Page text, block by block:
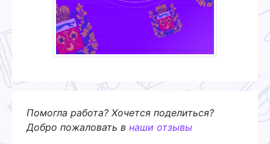
Помогла работа? Хочется поделиться?
Добро пожаловать в наши отзывы